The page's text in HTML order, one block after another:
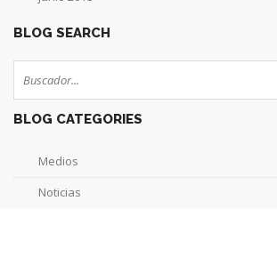
BLOG SEARCH
BLOG CATEGORIES
Medios
Noticias